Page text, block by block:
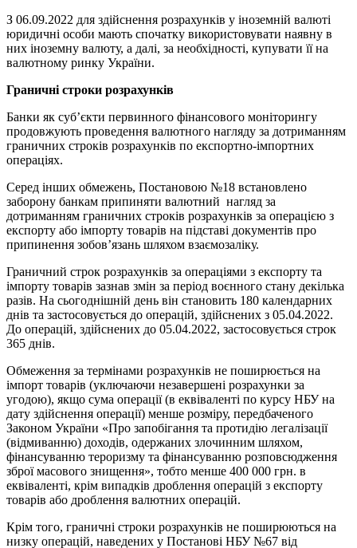
З 06.09.2022 для здійснення розрахунків у іноземній валюті
юридичні особи мають спочатку використовувати наявну в
них іноземну валюту, а далі, за необхідності, купувати її на
валютному ринку України.
Граничні строки розрахунків
Банки як суб’єкти первинного фінансового моніторингу
продовжують проведення валютного нагляду за дотриманням
граничних строків розрахунків по експортно-імпортних
операціях.
Серед інших обмежень, Постановою №18 встановлено
заборону банкам припиняти валютний нагляд за
дотриманням граничних строків розрахунків за операцією з
експорту або імпорту товарів на підставі документів про
припинення зобов’язань шляхом взаємозаліку.
Граничний строк розрахунків за операціями з експорту та
імпорту товарів зазнав змін за період воєнного стану декілька
разів. На сьогоднішній день він становить 180 календарних
днів та застосовується до операцій, здійснених з 05.04.2022.
До операцій, здійснених до 05.04.2022, застосовується строк
365 днів.
Обмеження за термінами розрахунків не поширюється на
імпорт товарів (уключаючи незавершені розрахунки за
угодою), якщо сума операції (в еквіваленті по курсу НБУ на
дату здійснення операції) менше розміру, передбаченого
Законом України «Про запобігання та протидію легалізації
(відмиванню) доходів, одержаних злочинним шляхом,
фінансуванню тероризму та фінансуванню розповсюдження
зброї масового знищення», тобто менше 400 000 грн. в
еквіваленті, крім випадків дроблення операцій з експорту
товарів або дроблення валютних операцій.
Крім того, граничні строки розрахунків не поширюються на
низку операцій, наведених у Постанові НБУ №67 від